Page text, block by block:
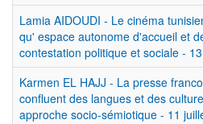
Lamia AIDOUDI - Le cinéma
qu' espace autonome d'accueil et
contestation politique et sociale -
Karmen EL HAJJ - La presse
confluent des langues et des
approche socio-sémiotique - 11